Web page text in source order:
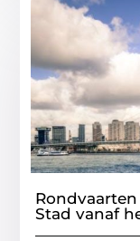
Stad vanaf